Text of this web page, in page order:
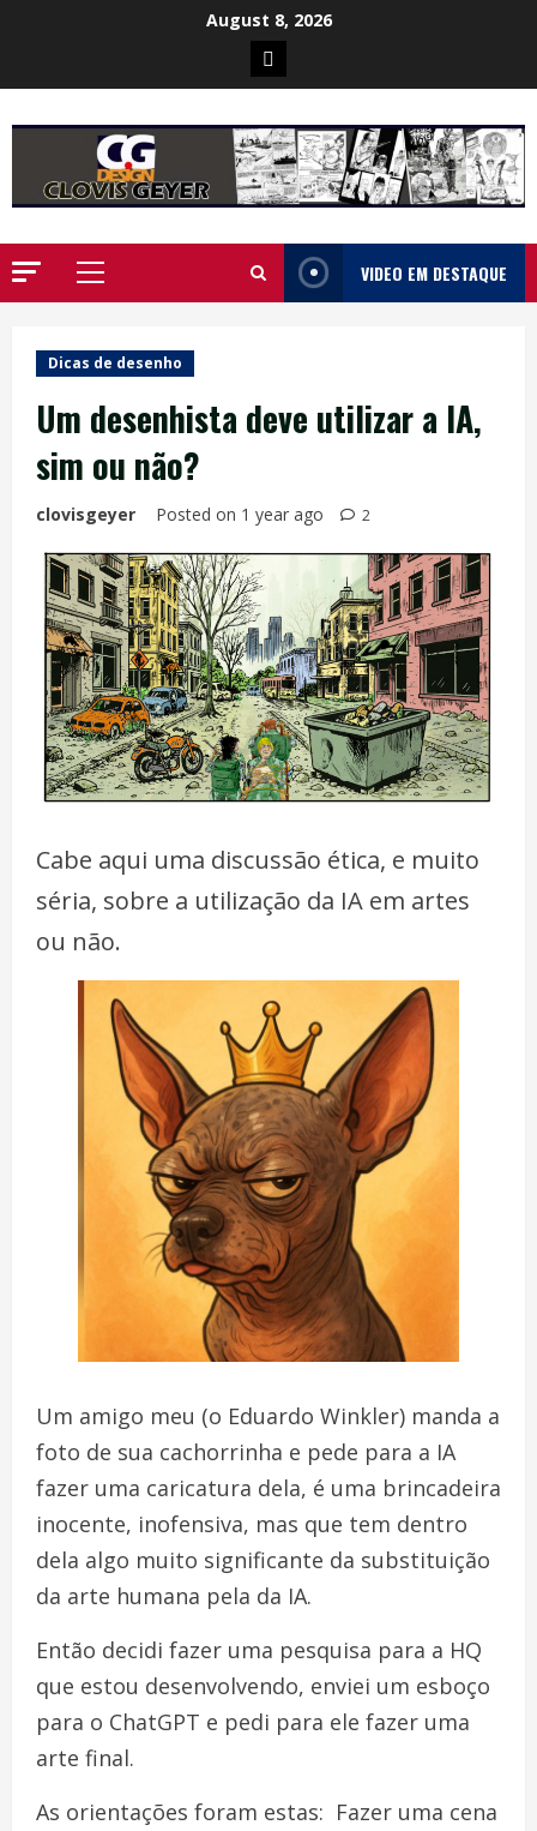
August 8, 2026
Poster
da
Ilha
Primary
VIDEO EM DESTAQUE
Dicas de desenho
Um desenhista deve utilizar a IA,
sim ou não?
clovisgeyer Posted on 1 year ago 2
Cabe aqui uma discussão ética, e muito
séria, sobre a utilização da IA em artes
ou não.
Um amigo meu (o Eduardo Winkler) manda a
foto de sua cachorrinha e pede para a IA
fazer uma caricatura dela, é uma brincadeira
inocente, inofensiva, mas que tem dentro
dela algo muito significante da substituição
da arte humana pela da IA.
Então decidi fazer uma pesquisa para a HQ
que estou desenvolvendo, enviei um esboço
para o ChatGPT e pedi para ele fazer uma
arte final.
As orientações foram estas: Fazer uma cena